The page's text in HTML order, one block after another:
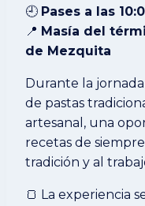
🕘 Pases a las
📍 Masía del
de Mezquita
Durante la
de pastas
artesanal, una
recetas de
tradición y al
🍞 La experiencia